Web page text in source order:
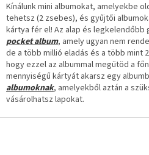
e
l
e
m
e
i
Kínálunk mini albumokat, amelyekbe
tehetsz (2 zsebes), és gyűjtői
kártya fér el! Az alap és legkelendőbb
pocket album, amely ugyan nem
de a több millió eladás és a több mint
hogy ezzel az albummal megütöd a
mennyiségű kártyát akarsz egy
albumoknak, amelyekből aztán a
vásárolhatsz lapokat.